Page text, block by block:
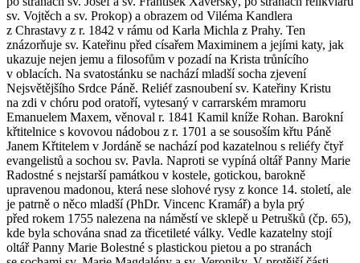
sv. Vojtěch a sv. Prokop) a obrazem od Viléma Kandlera
z Chrastavy z r. 1842 v rámu od Karla Michla z Prahy. Ten
znázorňuje sv. Kateřinu před císařem Maximinem a jejími katy, jak
ukazuje nejen jemu a filosofům v pozadí na Krista trůnícího
v oblacích. Na svatostánku se nachází mladší socha zjevení
Nejsvětějšího Srdce Páně. Reliéf zasnoubení sv. Kateřiny Kristu
na zdi v chóru pod oratoří, vytesaný v carrarském mramoru
Emanuelem Maxem, věnoval r. 1841 Kamil kníže Rohan. Barokní
křtitelnice s kovovou nádobou z r. 1701 a se sousoším křtu Páně
Janem Křtitelem v Jordáně se nachází pod kazatelnou s reliéfy čtyř
evangelistů a sochou sv. Pavla. Naproti se vypíná oltář Panny Marie
Radostné s nejstarší památkou v kostele, gotickou, barokně
upravenou madonou, která nese slohové rysy z konce 14. století, ale
je patrně o něco mladší (PhDr. Vincenc Kramář) a byla prý
před rokem 1755 nalezena na náměstí ve sklepě u Petrušků (čp. 65),
kde byla schována snad za třicetileté války. Vedle kazatelny stojí
oltář Panny Marie Bolestné s plastickou pietou a po stranách